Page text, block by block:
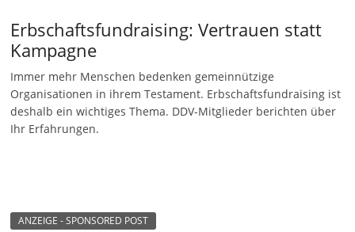
Erbschaftsfundraising: Vertrauen statt
Kampagne
Immer mehr Menschen bedenken gemeinnützige
Organisationen in ihrem Testament. Erbschaftsfundraising ist
deshalb ein wichtiges Thema. DDV-Mitglieder berichten über
Ihr Erfahrungen.
ANZEIGE - SPONSORED POST